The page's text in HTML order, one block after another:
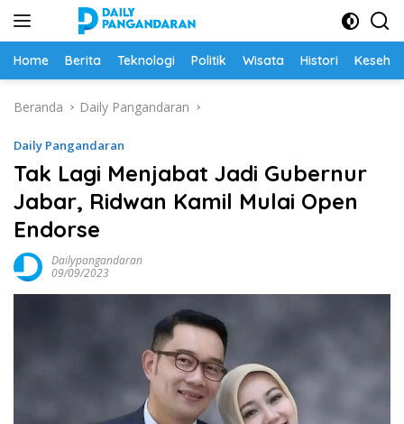
Home Berita Teknologi Politik Wisata Histori
Beranda Daily Pangandaran
Daily Pangandaran
Tak Lagi Menjabat Jadi Gubernur
Jabar, Ridwan Kamil Mulai Open
Endorse
Dailypangandaran
09/09/2023